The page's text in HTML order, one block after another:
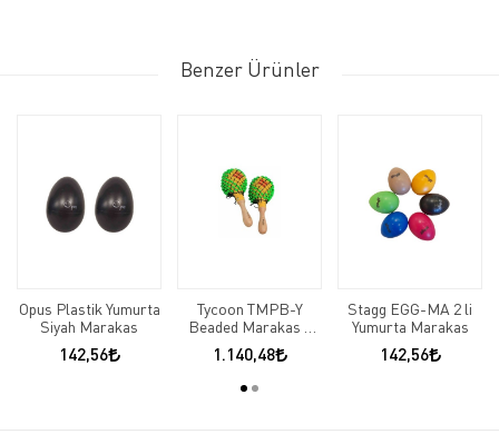
Benzer Ürünler
Opus Plastik Yumurta
Siyah Marakas
142,56
Tycoon TMPB-Y
Beaded Marakas -
Sarı
1.140,48
Stagg EGG-MA 2 li
Yumurta Marakas
142,56